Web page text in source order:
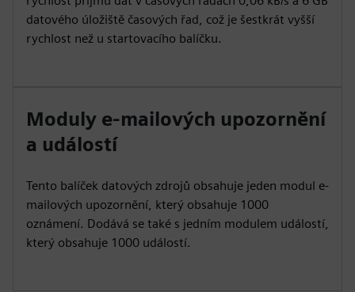
datového úložiště časových řad, což je šestkrát vyšší
rychlost než u startovacího balíčku.
Moduly e-mailových upozornění
a událostí
Tento balíček datových zdrojů obsahuje jeden modul e-
mailových upozornění, který obsahuje 1000
oznámení. Dodává se také s jedním modulem událostí,
který obsahuje 1000 událostí.